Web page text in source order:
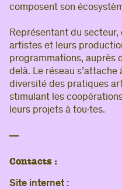
composent son
Représentant du secteur,
artistes et leurs
programmations, auprès
delà. Le réseau
diversité des pratiques
stimulant les
leurs projets à tou·tes.
Contacts :
Site internet :